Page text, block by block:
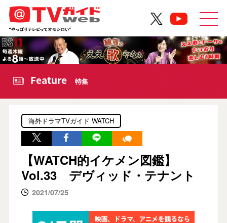
Feature 特集
海外ドラマTVガイド WATCH
【WATCH的イケメン図鑑】
Vol.33 デヴィッド・テナント
2021/07/25